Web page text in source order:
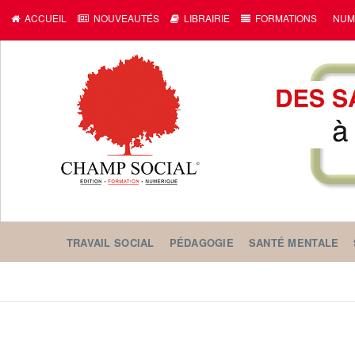
ACCUEIL NOUVEAUTÉS LIBRAIRIE FORMATIONS
TRAVAIL SOCIAL PÉDAGOGIE SANTÉ MENTALE